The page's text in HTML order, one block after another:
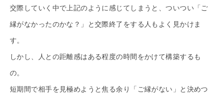
交際していく中で上記のように感じてしまうと、ついつい「ご
縁がなかったのかな？」と交際終了をする人もよく見かけま
す。
しかし、人との距離感はある程度の時間をかけて構築するも
の。
短期間で相手を見極めようと焦る余り「ご縁がない」と決めつ